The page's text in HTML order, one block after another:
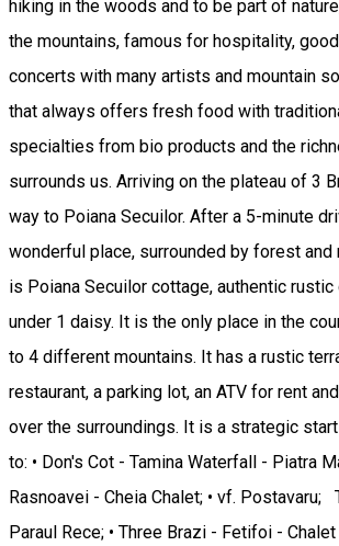
hiking in the woods and to be part of
the mountains, famous for hospitality,
concerts with many artists and mountain
that always offers fresh food with
specialties from bio products and the
surrounds us. Arriving on the plateau of 3
way to Poiana Secuilor. After a 5-minute
wonderful place, surrounded by forest and
is Poiana Secuilor cottage, authentic
under 1 daisy. It is the only place in the
to 4 different mountains. It has a rustic
restaurant, a parking lot, an ATV for rent
over the surroundings. It is a strategic
to: • Don's Cot - Tamina Waterfall - Piatra
Rasnoavei - Cheia Chalet; • vf. Postavaru;
Paraul Rece; • Three Brazi - Fetifoi -